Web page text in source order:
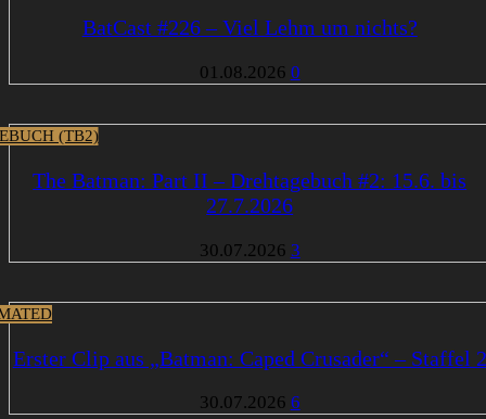
BatCast #226 – Viel Lehm um nichts?
01.08.2026 0
(TB2)
The Batman: Part II – Drehtagebuch #2: 15.6. bis
27.7.2026
30.07.2026 3
Erster Clip aus „Batman: Caped Crusader“ – Staffel 2
30.07.2026 6